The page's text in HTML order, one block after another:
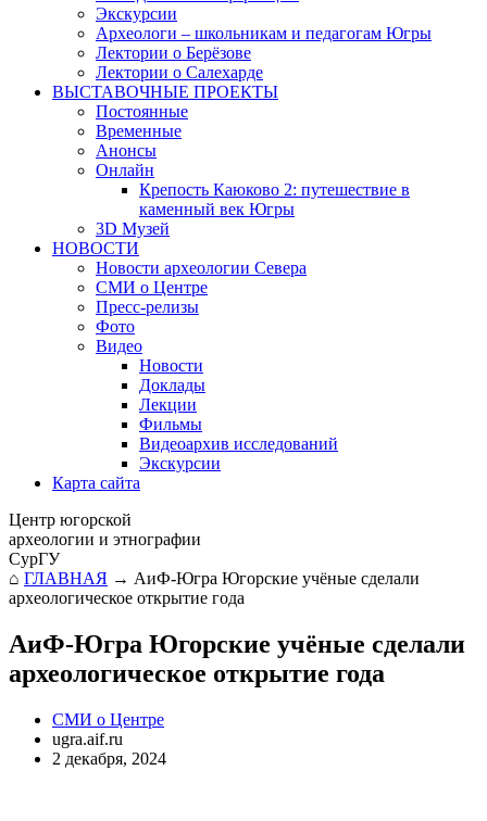
Экскурсии
Археологи – школьникам и педагогам Югры
Лектории о Берёзове
Лектории о Салехарде
ВЫСТАВОЧНЫЕ ПРОЕКТЫ
Постоянные
Временные
Анонсы
Онлайн
Крепость Каюково 2: путешествие в
каменный век Югры
3D Музей
НОВОСТИ
Новости археологии Севера
СМИ о Центре
Пресс-релизы
Фото
Видео
Новости
Доклады
Лекции
Фильмы
Видеоархив исследований
Экскурсии
Карта сайта
Центр югорской
археологии и этнографии
СурГУ
⌂ ГЛАВНАЯ → АиФ-Югра Югорские учёные сделали
археологическое открытие года
АиФ-Югра Югорские учёные сделали
археологическое открытие года
СМИ о Центре
ugra.aif.ru
2 декабря, 2024